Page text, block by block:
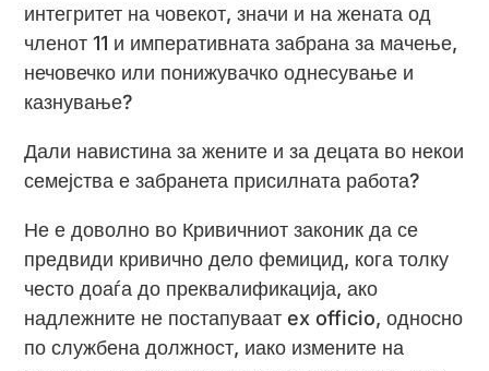
интегритет на човекот, значи и на жената од
членот 11 и императивната забрана за мачење,
нечовечко или понижувачко однесување и
казнување?
Дали навистина за жените и за децата во некои
семејства е забранета присилната работа?
Не е доволно во Кривичниот законик да се
предвиди кривично дело фемицид, кога толку
често доаѓа до преквалификација, ако
надлежните не постапуваат ex officio, односно
по службена должност, иако измените на